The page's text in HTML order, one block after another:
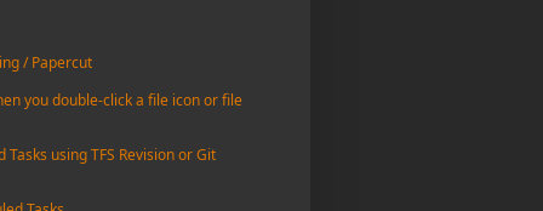
/ Papercut
you double-click a file icon or file
using TFS Revision or Git